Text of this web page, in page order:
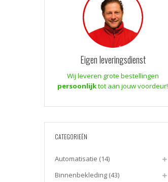
Eigen leveringsdienst
Wij leveren grote bestellingen
persoonlijktot aan jouw voordeur!
CATEGORIEËN
Automatisatie (14)
Binnenbekleding (43)